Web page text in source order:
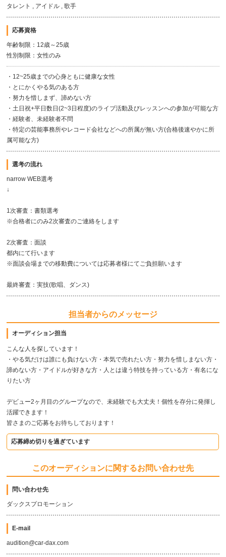
タレント , アイドル , 歌手
応募資格
年齢制限：12歳～25歳
性別制限：女性のみ
・12~25歳までの心身ともに健康な女性
・とにかくやる気のある方
・努力を惜しまず、諦めない方
・土日祝+平日数日(2~3日程度)のライブ活動及びレッスンへの参加が可能な方
・経験者、未経験者不問
・特定の芸能事務所やレコード会社などへの所属が無い方(合格後速やかに所
属可能な方)
選考の流れ
narrow WEB選考
↓
1次審査：書類選考
※合格者にのみ2次審査のご連絡をします
2次審査：面談
都内にて行います
※面談会場までの移動費については応募者様にてご負担願います
最終審査：実技(歌唱、ダンス)
担当者からのメッセージ
オーディション担当
こんな人を探しています！
・やる気だけは誰にも負けない方・本気で売れたい方・努力を惜しまない方・
諦めない方・アイドルが好きな方・人とは違う特技を持っている方・有名にな
りたい方
デビュー2ヶ月目のグループなので、未経験でも大丈夫！個性を存分に発揮し
活躍できます！
皆さまのご応募をお待ちしております！
応募締め切りを過ぎています
このオーディションに関するお問い合わせ先
問い合わせ先
ダックスプロモーション
E-mail
audition@car-dax.com